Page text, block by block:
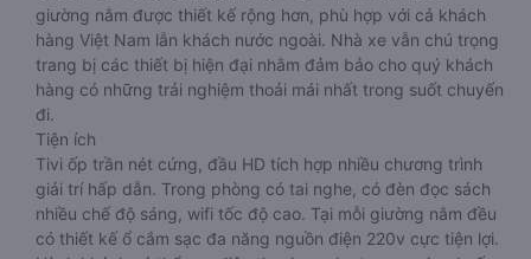
giường nằm được thiết kế rộng hơn, phù hợp với cả khách
hàng Việt Nam lẫn khách nước ngoài. Nhà xe vẫn chú trọng
trang bị các thiết bị hiện đại nhằm đảm bảo cho quý khách
hàng có những trải nghiệm thoải mái nhất trong suốt chuyến
đi.
Tiện ích
Tivi ốp trần nét cứng, đầu HD tích hợp nhiều chương trình
giải trí hấp dẫn. Trong phòng có tai nghe, có đèn đọc sách
nhiều chế độ sáng, wifi tốc độ cao. Tại mỗi giường nằm đều
có thiết kế ổ cắm sạc đa năng nguồn điện 220v cực tiện lợi.